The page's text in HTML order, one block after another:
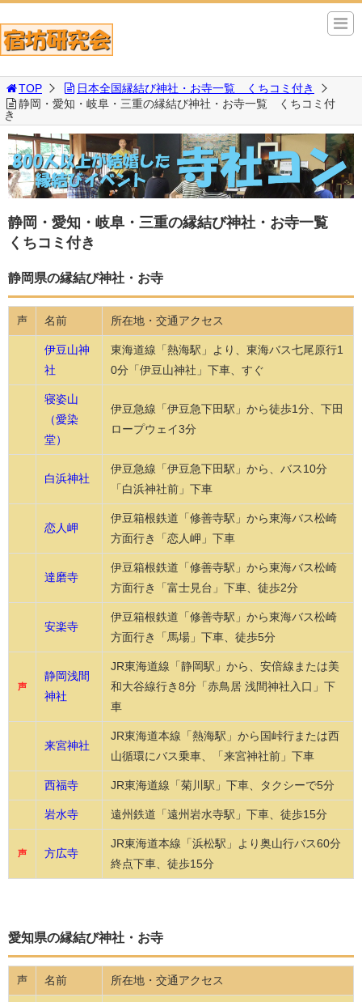
TOP
日本全国縁結び神社・お寺一覧 くちコミ付き
静岡・愛知・岐阜・三重の縁結び神社・お寺一覧 くちコミ付
き
静岡・愛知・岐阜・三重の縁結び神社・お寺一覧
くちコミ付き
静岡県の縁結び神社・お寺
声 名前 所在地・交通アクセス
伊豆山神
社
東海道線「熱海駅」より、東海バス七尾原行1
0分「伊豆山神社」下車、すぐ
寝姿山
（愛染
堂）
伊豆急線「伊豆急下田駅」から徒歩1分、下田
ロープウェイ3分
白浜神社
伊豆急線「伊豆急下田駅」から、バス10分
「白浜神社前」下車
恋人岬
伊豆箱根鉄道「修善寺駅」から東海バス松崎
方面行き「恋人岬」下車
達磨寺
伊豆箱根鉄道「修善寺駅」から東海バス松崎
方面行き「富士見台」下車、徒歩2分
安楽寺
伊豆箱根鉄道「修善寺駅」から東海バス松崎
方面行き「馬場」下車、徒歩5分
声
静岡浅間
神社
JR東海道線「静岡駅」から、安倍線または美
和大谷線行き8分「赤鳥居 浅間神社入口」下
車
来宮神社
JR東海道本線「熱海駅」から国峠行または西
山循環にバス乗車、「来宮神社前」下車
西福寺 JR東海道線「菊川駅」下車、タクシーで5分
岩水寺 遠州鉄道「遠州岩水寺駅」下車、徒歩15分
声 方広寺
JR東海道本線「浜松駅」より奥山行バス60分
終点下車、徒歩15分
愛知県の縁結び神社・お寺
声 名前 所在地・交通アクセス